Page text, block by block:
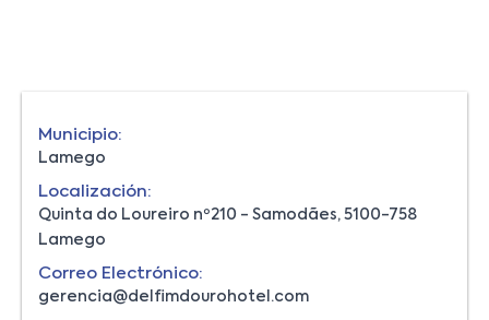
Municipio:
Lamego
Localización:
Quinta do Loureiro nº210 - Samodães, 5100-758
Lamego
Correo Electrónico:
gerencia@delfimdourohotel.com